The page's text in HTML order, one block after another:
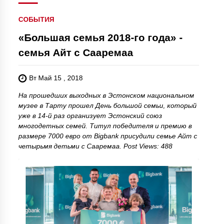
СОБЫТИЯ
«Большая семья 2018-го года» -
семья Айт с Сааремаа
Вт Май 15 , 2018
На прошедших выходных в Эстонском национальном
музее в Тарту прошел День большой семьи, который
уже в 14-й раз организует Эстонский союз
многодетных семей. Титул победителя и премию в
размере 7000 евро от Bigbank присудили семье Айт с
четырьмя детьми с Сааремаа. Post Views: 488